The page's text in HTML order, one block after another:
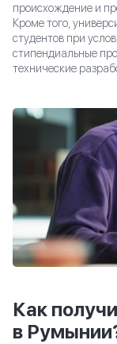
происхождение и
Кроме того,
студентов при
стипендиальные
технические
Как
в